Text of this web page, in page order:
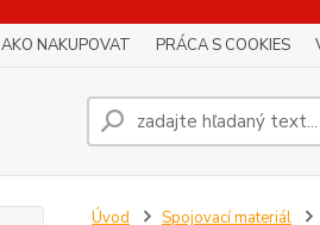
AKO NAKUPOVAT PRÁCA S COOKIES
Úvod Spojovací materiál